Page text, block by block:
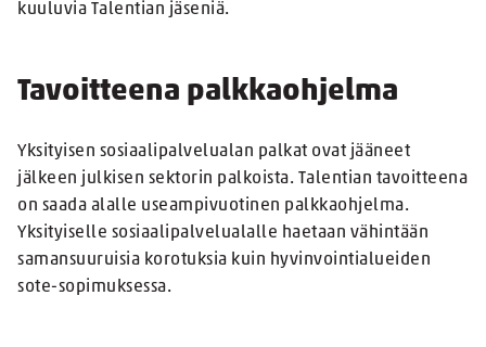
kuuluvia Talentian jäseniä.
Tavoitteena palkkaohjelma
Yksityisen sosiaalipalvelualan palkat ovat jääneet
jälkeen julkisen sektorin palkoista. Talentian tavoitteena
on saada alalle useampivuotinen palkkaohjelma.
Yksityiselle sosiaalipalvelualalle haetaan vähintään
samansuuruisia korotuksia kuin hyvinvointialueiden
sote-sopimuksessa.